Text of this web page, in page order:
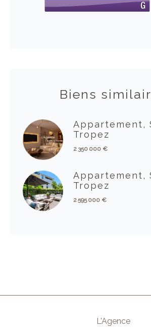
Biens
Appartement,
Tropez
2 350 000 €
Appartement,
Tropez
2 595 000 €
L'Agence